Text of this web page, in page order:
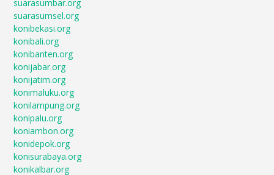
suarasumbar.org
suarasumsel.org
konibekasi.org
konibali.org
konibanten.org
konijabar.org
konijatim.org
konimaluku.org
konilampung.org
konipalu.org
koniambon.org
konidepok.org
konisurabaya.org
konikalbar.org